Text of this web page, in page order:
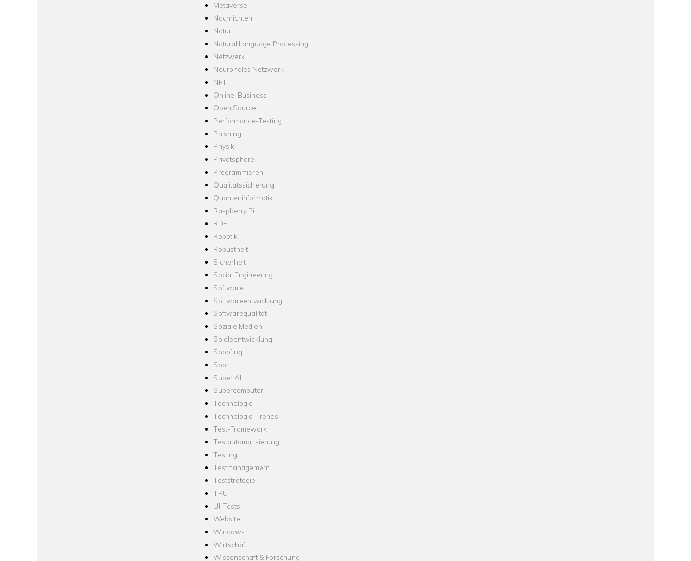
Metaverse
Nachrichten
Natur
Natural Language Processing
Netzwerk
Neuronales Netzwerk
NFT
Online-Business
Open Source
Performance-Testing
Phishing
Physik
Privatsphäre
Programmieren
Qualitätssicherung
Quanteninformatik
Raspberry Pi
RDF
Robotik
Robustheit
Sicherheit
Social Engineering
Software
Softwareentwicklung
Softwarequalität
Soziale Medien
Spieleentwicklung
Spoofing
Sport
Super AI
Supercomputer
Technologie
Technologie-Trends
Test-Framework
Testautomatisierung
Testing
Testmanagement
Teststrategie
TPU
UI-Tests
Website
Windows
Wirtschaft
Wissenschaft & Forschung